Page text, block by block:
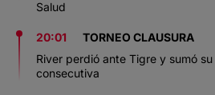
Salud
20:01
TORNEO CLAUSURA
River perdió ante Tigre y sumó
consecutiva